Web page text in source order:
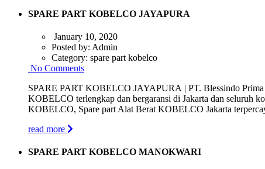
SPARE PART KOBELCO JAYAPURA
January 10, 2020
Posted by: Admin
Category: spare part kobelco
No Comments
SPARE PART KOBELCO JAYAPURA | PT. Blessindo
KOBELCO terlengkap dan bergaransi di Jakarta dan seluruh
KOBELCO, Spare part Alat Berat KOBELCO Jakarta
read more
SPARE PART KOBELCO MANOKWARI